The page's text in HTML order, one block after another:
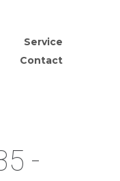
Service
Contact
-